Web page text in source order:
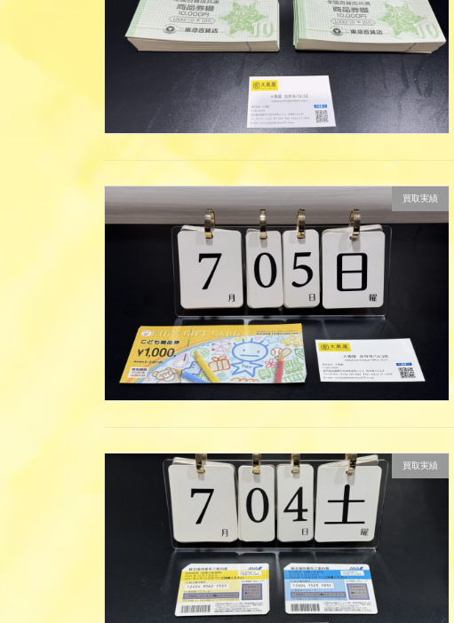
買取実績
買取実績